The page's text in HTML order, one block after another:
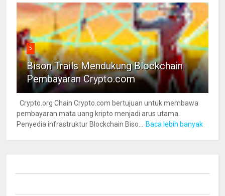
5
Bison Trails Mendukung Blockchain
Pembayaran Crypto.com
Crypto.org Chain Crypto.com bertujuan untuk membawa
pembayaran mata uang kripto menjadi arus utama.
Penyedia infrastruktur Blockchain Biso...
Baca lebih banyak